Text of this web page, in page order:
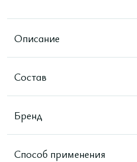
Описание
Состав
Бренд
Способ применения